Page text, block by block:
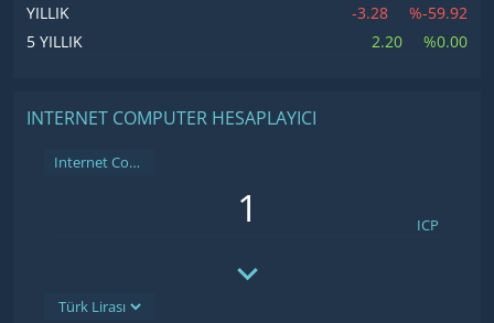
YILLIK
-3.28
%-59.92
5 YILLIK
2.20 %0.00
INTERNET COMPUTER HESAPLAYICI
Internet Computer
ICP